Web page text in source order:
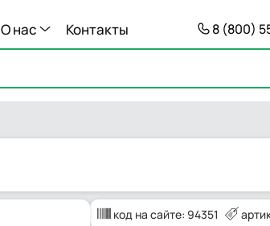
О нас Контакты 8 (800)
код на сайте: 94351